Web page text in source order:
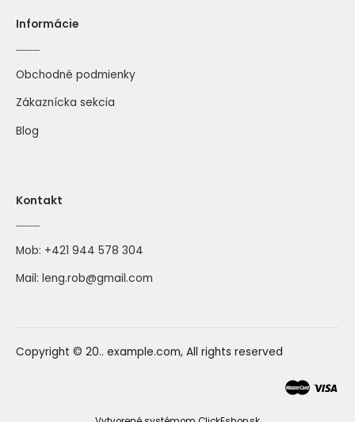
Informácie
Obchodné podmienky
Zákaznícka sekcia
Blog
Kontakt
Mob: +421 944 578 304
Mail: leng.rob@gmail.com
Copyright © 20.. example.com, All rights reserved